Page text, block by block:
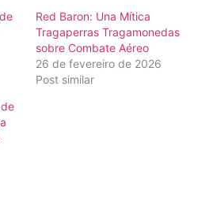
Red Baron: Una Mítica
Tragaperras Tragamonedas
sobre Combate Aéreo
26 de fevereiro de 2026
Post similar